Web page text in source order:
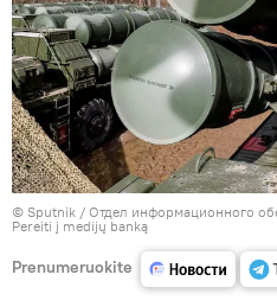
© Sputnik / Отдел информационного
Pereiti į medijų banką
Prenumeruokite